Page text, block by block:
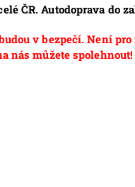
ČR. Autodoprava do
v bezpečí. Není
nás můžete